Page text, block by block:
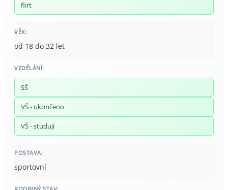
flirt
VĚK:
od 18 do 32 let
VZDĚLÁNÍ:
SŠ
VŠ - ukončeno
VŠ - studuji
POSTAVA:
sportovní